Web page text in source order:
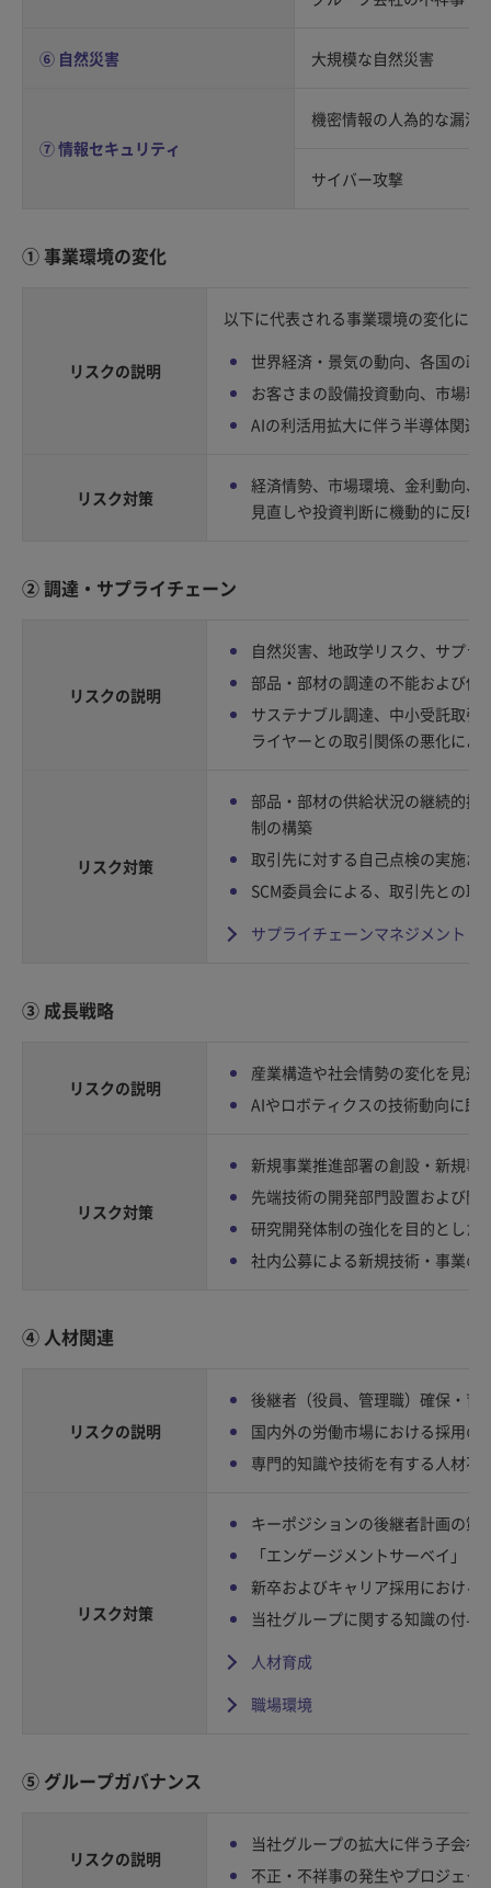
⑥ 自然災害 大規模な自然災害
⑦ 情報セキュリティ
機密情報の人為的な漏洩
サイバー攻撃
① 事業環境の変化
リスクの説明
以下に代表される事業環境の変化によ
世界経済・景気の動向、各国の政
お客さまの設備投資動向、市場環
AIの利活用拡大に伴う半導体関連
リスク対策
経済情勢、市場環境、金利動向、
見直しや投資判断に機動的に反映
② 調達・サプライチェーン
リスクの説明
自然災害、地政学リスク、サプ
部品・部材の調達の不能および停
サステナブル調達、中小受託取引
ライヤーとの取引関係の悪化によ
リスク対策
部品・部材の供給状況の継続的把
制の構築
取引先に対する自己点検の実施お
SCM委員会による、取引先との
サプライチェーンマネジメント
③ 成長戦略
リスクの説明
産業構造や社会情勢の変化を見逃
AIやロボティクスの技術動向に即
リスク対策
新規事業推進部署の創設・新規事
先端技術の開発部門設置および開
研究開発体制の強化を目的とした
社内公募による新規技術・事業の
④ 人材関連
リスクの説明
後継者（役員、管理職）確保・育
国内外の労働市場における採用の
専門的知識や技術を有する人材不
リスク対策
キーポジションの後継者計画の策
「エンゲージメントサーベイ」
新卒およびキャリア採用における
当社グループに関する知識の付
人材育成
職場環境
⑤ グループガバナンス
リスクの説明
当社グループの拡大に伴う子会社
不正・不祥事の発生やプロジェク